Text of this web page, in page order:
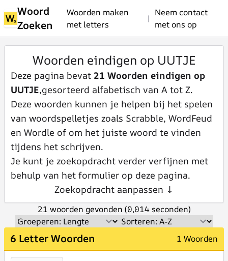
Woord
Zoeken
Woorden maken
met letters
|
Neem contact
met ons op
Woorden eindigen op UUTJE
Deze pagina bevat 21 Woorden eindigen op
UUTJE,gesorteerd alfabetisch van A tot Z.
Deze woorden kunnen je helpen bij het spelen
van woordspelletjes zoals Scrabble, WordFeud
en Wordle of om het juiste woord te vinden
tijdens het schrijven.
Je kunt je zoekopdracht verder verfijnen met
behulp van het formulier op deze pagina.
Zoekopdracht aanpassen ↓
21 woorden gevonden (0,014 seconden)
6 Letter Woorden 1 Woorden